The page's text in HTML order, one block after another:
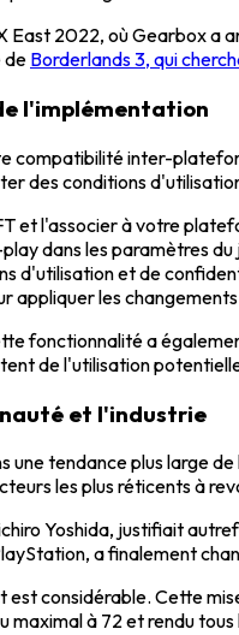
East 2022, où Gearbox a
de Borderlands 3, qui
l'implémentation
compatibilité inter-
des conditions
et l'associer à votre
dans les paramètres du
d'utilisation et de
appliquer les changements
fonctionnalité a
de l'utilisation
et l'industrie
une tendance plus large
les plus réticents à
Yoshida, justifiait
a finalement
est considérable. Cette
maximal à 72 et rendu